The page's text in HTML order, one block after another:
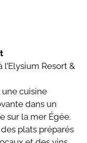
l’Elysium Resort &
une cuisine
dans un
sur la mer Égée.
plats préparés